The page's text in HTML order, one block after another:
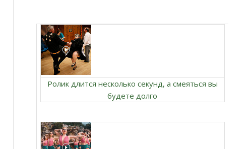
Ролик длится несколько секунд, а смеяться вы
будете долго